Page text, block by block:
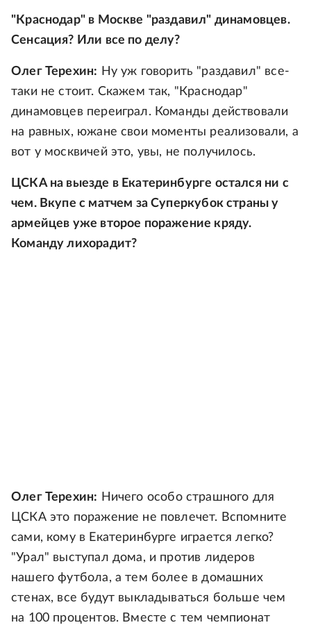
"Краснодар" в Москве "раздавил" динамовцев.
Сенсация? Или все по делу?
Олег Терехин: Ну уж говорить "раздавил" все-
таки не стоит. Скажем так, "Краснодар"
динамовцев переиграл. Команды действовали
на равных, южане свои моменты реализовали, а
вот у москвичей это, увы, не получилось.
ЦСКА на выезде в Екатеринбурге остался ни с
чем. Вкупе с матчем за Суперкубок страны у
армейцев уже второе поражение кряду.
Команду лихорадит?
Олег Терехин: Ничего особо страшного для
ЦСКА это поражение не повлечет. Вспомните
сами, кому в Екатеринбурге играется легко?
"Урал" выступал дома, и против лидеров
нашего футбола, а тем более в домашних
стенах, все будут выкладываться больше чем
на 100 процентов. Вместе с тем чемпионат